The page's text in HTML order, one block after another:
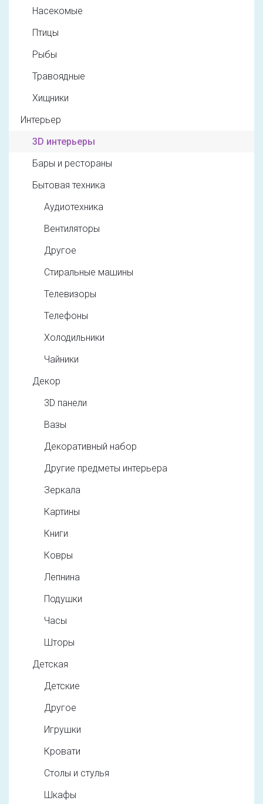
Насекомые
Птицы
Рыбы
Травоядные
Хищники
Интерьер
3D интерьеры
Бары и рестораны
Бытовая техника
Аудиотехника
Вентиляторы
Другое
Стиральные машины
Телевизоры
Телефоны
Холодильники
Чайники
Декор
3D панели
Вазы
Декоративный набор
Другие предметы интерьера
Зеркала
Картины
Книги
Ковры
Лепнина
Подушки
Часы
Шторы
Детская
Детские
Другое
Игрушки
Кровати
Столы и стулья
Шкафы